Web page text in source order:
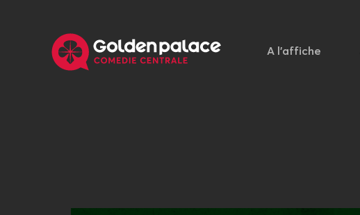
A l'affiche